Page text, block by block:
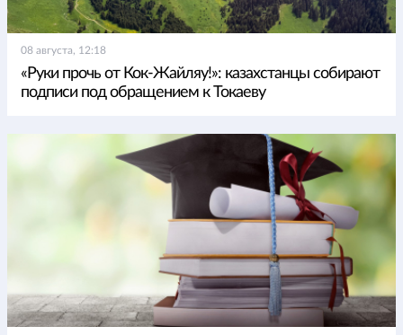
08 августа, 12:18
«Руки прочь от Кок-Жайляу!»: казахстанцы собирают
подписи под обращением к Токаеву